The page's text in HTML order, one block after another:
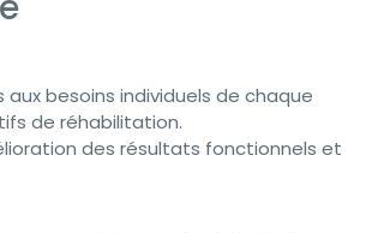
besoins individuels de chaque
de réhabilitation.
des résultats fonctionnels et